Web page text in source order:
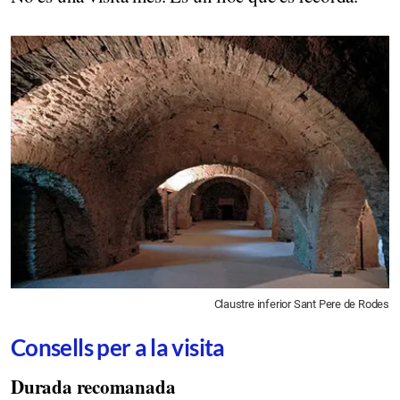
Claustre inferior Sant Pere de Rodes
Consells per a la visita
Durada recomanada